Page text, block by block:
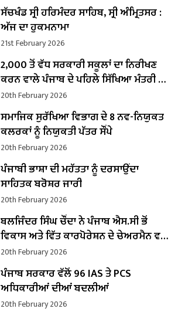
ਸੱਚਖੰਡ ਸ੍ਰੀ ਹਰਿਮੰਦਰ ਸਾਹਿਬ, ਸ੍ਰੀ ਅੰਮ੍ਰਿਤਸਰ :
ਅੱਜ ਦਾ ਹੁਕਮਨਾਮਾ
21st February 2026
2,000 ਤੋਂ ਵੱਧ ਸਰਕਾਰੀ ਸਕੂਲਾਂ ਦਾ ਨਿਰੀਖਣ
ਕਰਨ ਵਾਲੇ ਪੰਜਾਬ ਦੇ ਪਹਿਲੇ ਸਿੱਖਿਆ ਮੰਤਰੀ ਬਣੇ
ਹਰਜੋਤ ਸਿੰਘ ਬੈਂਸ
20th February 2026
ਸਮਾਜਿਕ ਸੁਰੱਖਿਆ ਵਿਭਾਗ ਦੇ 8 ਨਵ-ਨਿਯੁਕਤ
ਕਲਰਕਾਂ ਨੂੰ ਨਿਯੁਕਤੀ ਪੱਤਰ ਸੌਂਪੇ
20th February 2026
ਪੰਜਾਬੀ ਭਾਸ਼ਾ ਦੀ ਮਹੱਤਤਾ ਨੂੰ ਦਰਸਾਉਂਦਾ
ਸਾਹਿਤਕ ਬਰੋਸ਼ਰ ਜਾਰੀ
20th February 2026
ਬਲਜਿੰਦਰ ਸਿੰਘ ਚੌਂਦਾ ਨੇ ਪੰਜਾਬ ਐਸ.ਸੀ ਭੋਂ
ਵਿਕਾਸ ਅਤੇ ਵਿੱਤ ਕਾਰਪੋਰੇਸ਼ਨ ਦੇ ਚੇਅਰਮੈਨ ਵਜੋਂ
ਸੰਭਾਲਿਆ ਕਾਰਜਭਾਰ
20th February 2026
ਪੰਜਾਬ ਸਰਕਾਰ ਵੱਲੋਂ 96 IAS ਤੇ PCS
ਅਧਿਕਾਰੀਆਂ ਦੀਆਂ ਬਦਲੀਆਂ
20th February 2026